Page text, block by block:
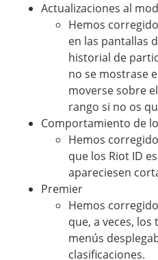
Actualizaciones al
Hemos
en las pantallas
historial de
no se mostrase
moverse sobre
rango si no os
Comportamiento de
Hemos
que los Riot ID
apareciesen
Premier
Hemos
que, a veces,
menús
clasificaciones.